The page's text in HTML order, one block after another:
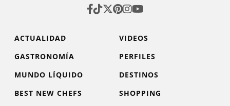
ACTUALIDAD
VIDEOS
GASTRONOMÍA
PERFILES
MUNDO LÍQUIDO
DESTINOS
BEST NEW CHEFS
SHOPPING